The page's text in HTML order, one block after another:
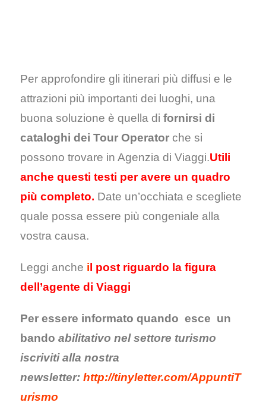
Per approfondire gli itinerari più diffusi e le
attrazioni più importanti dei luoghi, una
buona soluzione è quella di fornirsi di
cataloghi dei Tour Operatorche si
possono trovare in Agenzia di Viaggi.Utili
anche questi testi per avere un quadro
più completo. Date un’occhiata e scegliete
quale possa essere più congeniale alla
vostra causa.
Leggi anche i l post riguardo la figura
dell’agente di Viaggi
Per essere informato quando esce un
bando abilitativo nel settore turismo
iscriviti alla nostra
newsletter: http://tinyletter.com/AppuntiT
urismo